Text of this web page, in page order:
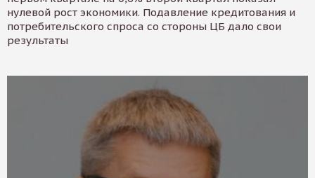
нулевой рост экономики. Подавление кредитования и
потребительского спроса со стороны ЦБ дало свои
результаты